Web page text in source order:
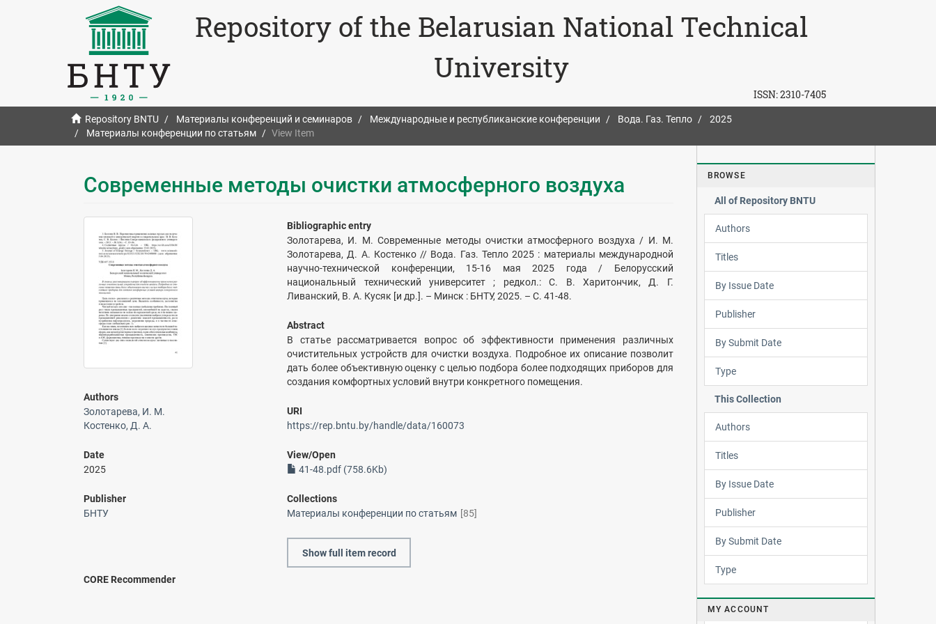
Repository of the Belarusian National Technical
University
ISSN:2310-7405
Repository BNTU Материалы конференций и семинаров Международные и республиканские конференции Вода. Газ. Тепло
2025
Материалы конференции по статьям
View Item
Современные методы очистки атмосферного воздуха
Authors
Золотарева, И. М.
Костенко, Д. А.
Date
2025
Publisher
БНТУ
Bibliographic entry
Золотарева, И. М. Современные методы очистки атмосферного воздуха / И. М.
Золотарева, Д. А. Костенко // Вода. Газ. Тепло 2025 : материалы международной
научно-технической конференции, 15-16 мая 2025 года / Белорусский
национальный технический университет ; редкол.: С. В. Харитончик, Д. Г.
Ливанский, В. А. Кусяк [и др.]. – Минск : БНТУ, 2025. – С. 41-48.
Abstract
В статье рассматривается вопрос об эффективности применения различных
очистительных устройств для очистки воздуха. Подробное их описание позволит
дать более объективную оценку с целью подбора более подходящих приборов для
создания комфортных условий внутри конкретного помещения.
URI
https://rep.bntu.by/handle/data/160073
View/Open
41-48.pdf (758.6Kb)
Collections
Материалы конференции по статьям [85]
Show full item record
CORE Recommender
BROWSE
All of Repository BNTU
Authors
Titles
By Issue Date
Publisher
By Submit Date
Type
This Collection
Authors
Titles
By Issue Date
Publisher
By Submit Date
Type
MY ACCOUNT